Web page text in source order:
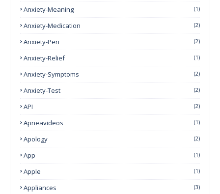
Anxiety-Meaning (1)
Anxiety-Medication (2)
Anxiety-Pen (2)
Anxiety-Relief (1)
Anxiety-Symptoms (2)
Anxiety-Test (2)
API (2)
Apneavideos (1)
Apology (2)
App (1)
Apple (1)
Appliances (3)